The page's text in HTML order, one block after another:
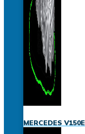
MERCEDES V150E